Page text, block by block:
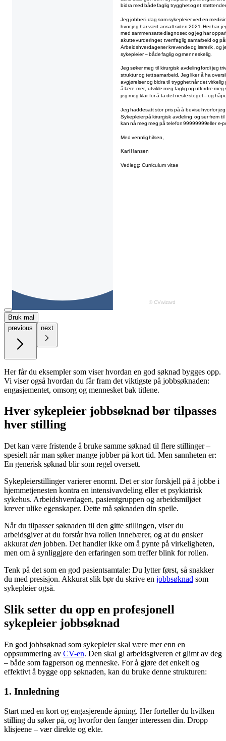
Bruk mal
previous
next
Her får du eksempler som viser hvordan en god søknad bygges opp.
Vi viser også hvordan du får fram det viktigste på jobbsøknaden:
engasjementet, omsorg og mennesket bak titlene.
Hver sykepleier jobbsøknad bør tilpasses
hver stilling
Det kan være fristende å bruke samme søknad til flere stillinger –
spesielt når man søker mange jobber på kort tid. Men sannheten er:
En generisk søknad blir som regel oversett.
Sykepleierstillinger varierer enormt. Det er stor forskjell på å jobbe i
hjemmetjenesten kontra en intensivavdeling eller et psykiatrisk
sykehus. Arbeidshverdagen, pasientgruppen og arbeidsmiljøet
krever ulike egenskaper. Dette må søknaden din speile.
Når du tilpasser søknaden til den gitte stillingen, viser du
arbeidsgiver at du forstår hva rollen innebærer, og at du ønsker
akkurat den jobben. Det handler ikke om å pynte på virkeligheten,
men om å synliggjøre den erfaringen som treffer blink for rollen.
Tenk på det som en god pasientsamtale: Du lytter først, så snakker
du med presisjon. Akkurat slik bør du skrive en jobbsøknad som
sykepleier også.
Slik setter du opp en profesjonell
sykepleier jobbsøknad
En god jobbsøknad som sykepleier skal være mer enn en
oppsummering av CV-en. Den skal gi arbeidsgiveren et glimt av deg
– både som fagperson og menneske. For å gjøre det enkelt og
effektivt å bygge opp søknaden, kan du bruke denne strukturen:
1. Innledning
Start med en kort og engasjerende åpning. Her forteller du hvilken
stilling du søker på, og hvorfor den fanger interessen din. Dropp
klisjeene – vær direkte og ekte.